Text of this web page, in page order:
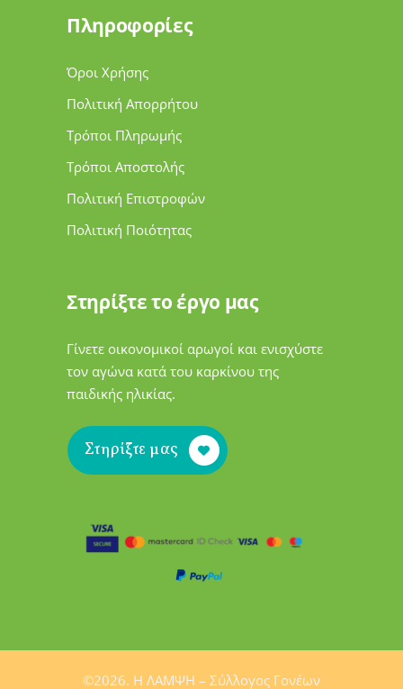
Πληροφορίες
Όροι Χρήσης
Πολιτική Απορρήτου
Τρόποι Πληρωμής
Τρόποι Αποστολής
Πολιτική Επιστροφών
Πολιτική Ποιότητας
Στηρίξτε το έργο μας
Γίνετε οικονομικοί αρωγοί και ενισχύστε
τον αγώνα κατά του καρκίνου της
παιδικής ηλικίας.
Στηρίξτε μας
©2026. H ΛΑΜΨΗ – Σύλλογος Γονέων